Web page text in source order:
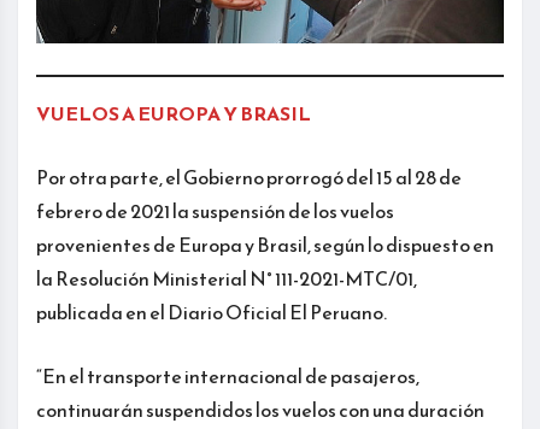
VUELOS A EUROPA Y BRASIL
Por otra parte, el Gobierno prorrogó del 15 al 28 de
febrero de 2021 la suspensión de los vuelos
provenientes de Europa y Brasil, según lo dispuesto en
la Resolución Ministerial N° 111-2021-MTC/01,
publicada en el Diario Oficial El Peruano.
“En el transporte internacional de pasajeros,
continuarán suspendidos los vuelos con una duración